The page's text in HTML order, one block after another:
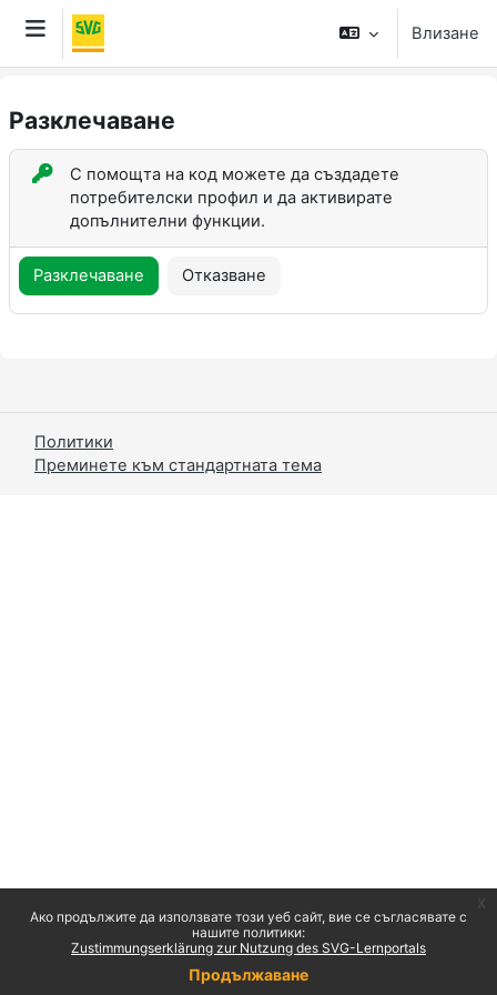
Прескочи на основното съдържание
Ако продължите да използвате този уеб сайт, вие се съгласявате с
нашите политики:
Zustimmungserklärung zur Nutzung des SVG-Lernportals
Продължаване
Страничен панел
Влизане
Разклeчаване
С помощта на код можете да създадете
потребителски профил и да активирате
допълнителни функции.
Разклeчаване Отказване
Политики
Преминете към стандартната тема